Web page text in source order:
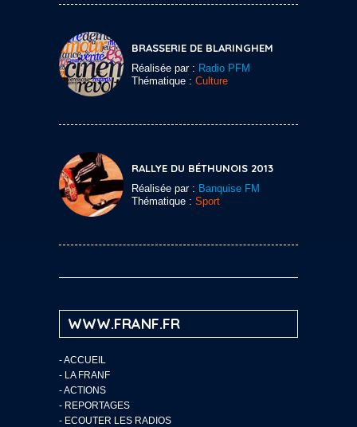
BRASSERIE DE BLARINGHEM
Réalisée par : Radio PFM
Thématique : Culture
RALLYE DU BÉTHUNOIS 2013
Réalisée par : Banquise FM
Thématique : Sport
WWW.FRANF.FR
-ACCUEIL
- LA FRANF
-ACTIONS
- REPORTAGES
- ECOUTER LES RADIOS